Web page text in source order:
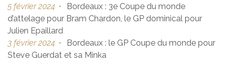
5 février 2024 •
Bordeaux : 3e Coupe du monde
d’attelage pour Bram Chardon, le GP dominical pour
Julien Epaillard
3 février 2024 •
Bordeaux : le GP Coupe du monde pour
Steve Guerdat et sa Minka